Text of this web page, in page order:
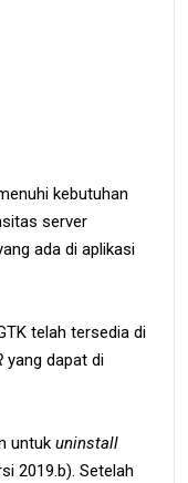
kebutuhan
server
ada di aplikasi
telah tersedia di
yang dapat di
untuk uninstall
2019.b). Setelah